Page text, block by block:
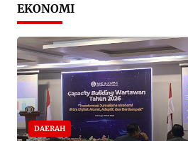
EKONOMI
DAERAH